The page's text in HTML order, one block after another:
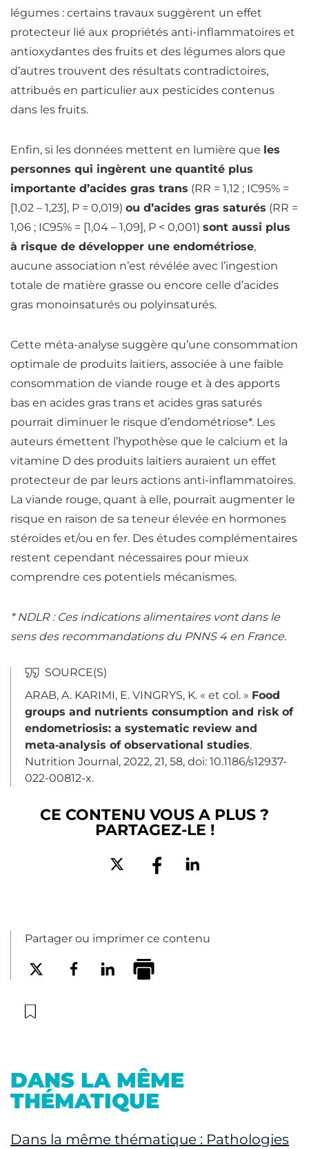
légumes : certains travaux suggèrent un effet
protecteur lié aux propriétés anti-inflammatoires et
antioxydantes des fruits et des légumes alors que
d’autres trouvent des résultats contradictoires,
attribués en particulier aux pesticides contenus
dans les fruits.
Enfin, si les données mettent en lumière que les
personnes qui ingèrent une quantité plus
importante d’acides gras trans (RR = 1,12 ; IC95% =
[1,02 – 1,23], P = 0,019) ou d’acides gras saturés (RR =
1,06 ; IC95% = [1,04 – 1,09], P < 0,001) sont aussi plus
à risque de développer une endométriose,
aucune association n’est révélée avec l’ingestion
totale de matière grasse ou encore celle d’acides
gras monoinsaturés ou polyinsaturés.
Cette méta-analyse suggère qu’une consommation
optimale de produits laitiers, associée à une faible
consommation de viande rouge et à des apports
bas en acides gras trans et acides gras saturés
pourrait diminuer le risque d’endométriose*. Les
auteurs émettent l’hypothèse que le calcium et la
vitamine D des produits laitiers auraient un effet
protecteur de par leurs actions anti-inflammatoires.
La viande rouge, quant à elle, pourrait augmenter le
risque en raison de sa teneur élevée en hormones
stéroïdes et/ou en fer. Des études complémentaires
restent cependant nécessaires pour mieux
comprendre ces potentiels mécanismes.
* NDLR : Ces indications alimentaires vont dans le
sens des recommandations du PNNS 4 en France.
ARAB, A. KARIMI, E. VINGRYS, K. « et col. » Food
groups and nutrients consumption and risk of
endometriosis: a systematic review and
meta‑analysis of observational studies.
Nutrition Journal, 2022, 21, 58, doi: 10.1186/s12937-
022-00812-x.
CE CONTENU VOUS A PLUS ?
PARTAGEZ-LE !
Partager ou imprimer ce contenu
DANS LA MÊME
THÉMATIQUE
Dans la même thématique : Pathologies